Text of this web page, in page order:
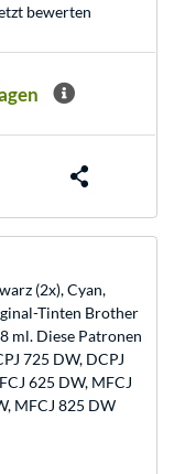
bewerten
(2x), Cyan,
Tinten Brother
ml. Diese Patronen
725 DW, DCPJ
625 DW, MFCJ
MFCJ 825 DW